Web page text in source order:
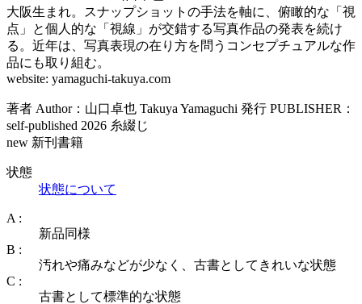
大阪生まれ。スナップショットの手法を軸に、俯瞰的な「視
点」と個人的な「視線」が交錯する写真作品の発表を続け
る。近年は、写真表現の在り方を問うコンセプチュアルな作
品にも取り組む。
website: yamaguchi-takuya.com
著者 Author：山口卓也 Takuya Yamaguchi 発行 PUBLISHER：
self-published 2026 糸綴じ
new 新刊書籍
状態
状態について
A :
新品同様
B :
汚れや痛みなどが少なく、古書としてきれいな状態
C :
古書として標準的な状態